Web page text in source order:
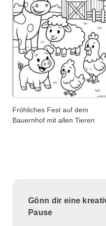
Fröhliches Fest auf dem
Bauernhof mit allen Tieren
Gönn dir eine
Pause